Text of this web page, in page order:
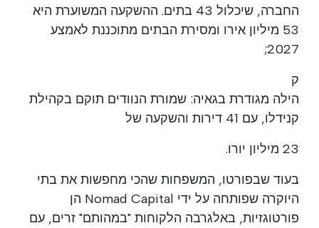
החברה, שיכלול 43 בתים. ההשקעה המשוערת היא
53 מיליון אירו ומסירת הבתים מתוכננת לאמצע
2027;
ק
הילה מגודרת בגאיה: שמורת הנוודים תוקם בקהילת
קנידלו, עם 41 דירות והשקעה של
23 מיליון יורו.
בעוד שבפורטו, המשפחות שהכי מחפשות את בתי
היוקרה שפותחה על ידי Nomad Capital הן
פורטוגזיות, באלגרבה הלקוחות "במהותם" זרים, עם